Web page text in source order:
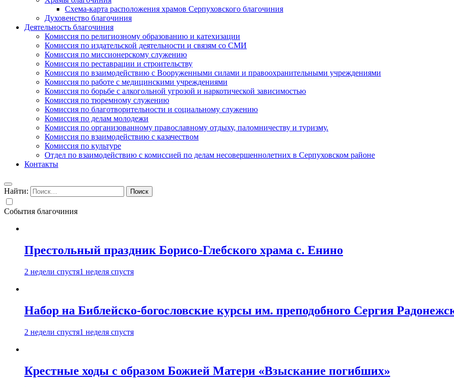
Схема-карта расположения храмов Серпуховского благочиния
Духовенство благочиния
Деятельность благочиния
Комиссия по религиозному образованию и катехизации
Комиссия по издательской деятельности и связям со СМИ
Комиссия по миссионерскому служению
Комиссия по реставрации и строительству
Комиссия по взаимодействию с Вооруженными силами и правоохранительными учреждениями
Комиссия по работе с медицинскими учреждениями
Комиссия по борьбе с алкогольной угрозой и наркотической зависимостью
Комиссия по тюремному служению
Комиссия по благотворительности и социальному служению
Комиссия по делам молодежи
Комиссия по организованному православному отдыху, паломничеству и туризму.
Комиссия по взаимодействию с казачеством
Комиссия по культуре
Отдел по взаимодействию с комиссией по делам несовершеннолетних в Серпуховском районе
Контакты
Найти:
События благочиния
Престольный праздник Борисо-Глебского храма с. Енино
2 недели спустя1 неделя спустя
Набор на Библейско-богословские курсы им. преподобного Сергия
2 недели спустя1 неделя спустя
Крестные ходы с образом Божией Матери «Взыскание погибших»